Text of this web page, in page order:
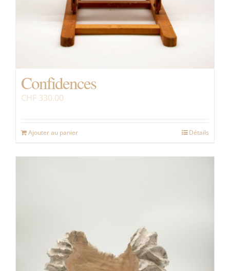
Confidences
CHF 330.00
Ajouter au panier Détails